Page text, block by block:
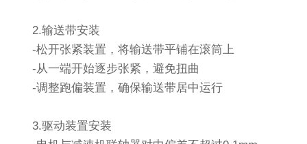
2.输送带安装
-松开张紧装置，将输送带平铺在滚筒上
-从一端开始逐步张紧，避免扭曲
-调整跑偏装置，确保输送带居中运行
3.驱动装置安装